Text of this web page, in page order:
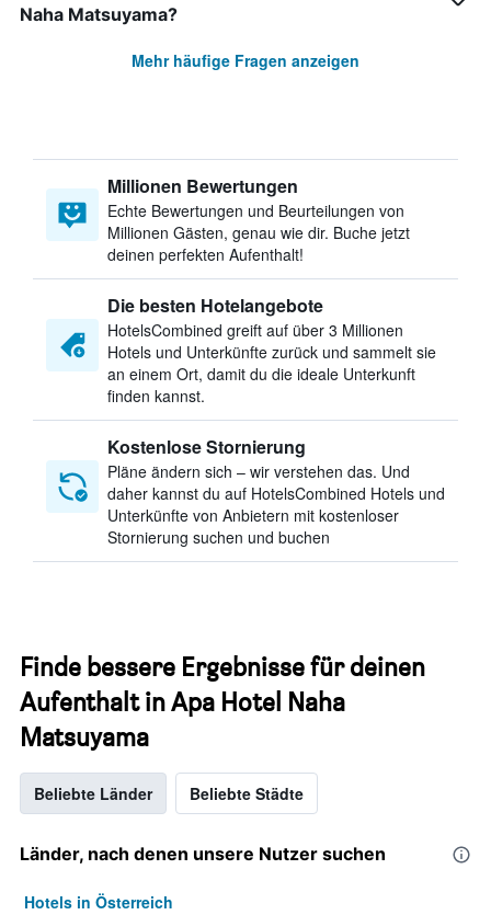
Naha Matsuyama?
Mehr häufige Fragen anzeigen
Millionen Bewertungen
Echte Bewertungen und Beurteilungen von
Millionen Gästen, genau wie dir. Buche jetzt
deinen perfekten Aufenthalt!
Die besten Hotelangebote
HotelsCombined greift auf über 3 Millionen
Hotels und Unterkünfte zurück und sammelt sie
an einem Ort, damit du die ideale Unterkunft
finden kannst.
Kostenlose Stornierung
Pläne ändern sich – wir verstehen das. Und
daher kannst du auf HotelsCombined Hotels und
Unterkünfte von Anbietern mit kostenloser
Stornierung suchen und buchen
Finde bessere Ergebnisse für deinen
Aufenthalt in Apa Hotel Naha
Matsuyama
Beliebte Länder Beliebte Städte
Länder, nach denen unsere Nutzer suchen
Hotels in Österreich